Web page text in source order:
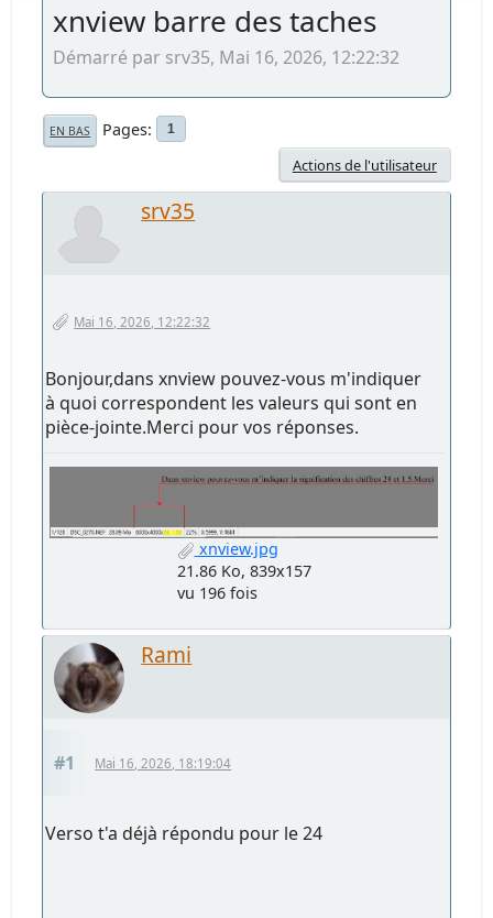
xnview barre des taches
Démarré par srv35, Mai 16, 2026, 12:22:32
EN BAS Pages 1
Actions de l'utilisateur
srv35
Mai 16, 2026, 12:22:32
Bonjour,dans xnview pouvez-vous m'indiquer
à quoi correspondent les valeurs qui sont en
pièce-jointe.Merci pour vos réponses.
xnview.jpg
21.86 Ko, 839x157
vu 196 fois
Rami
#1 Mai 16, 2026, 18:19:04
Verso t'a déjà répondu pour le 24